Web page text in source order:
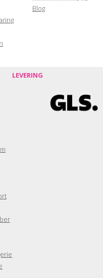
Blog
LEVERING